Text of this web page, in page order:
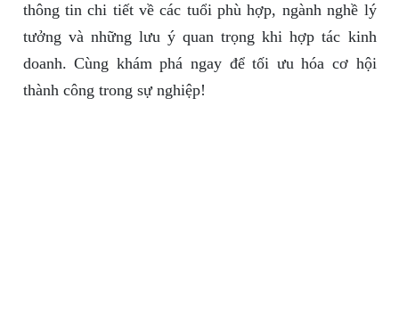
thông tin chi tiết về các tuổi phù hợp, ngành nghề lý
tưởng và những lưu ý quan trọng khi hợp tác kinh
doanh. Cùng khám phá ngay để tối ưu hóa cơ hội
thành công trong sự nghiệp!